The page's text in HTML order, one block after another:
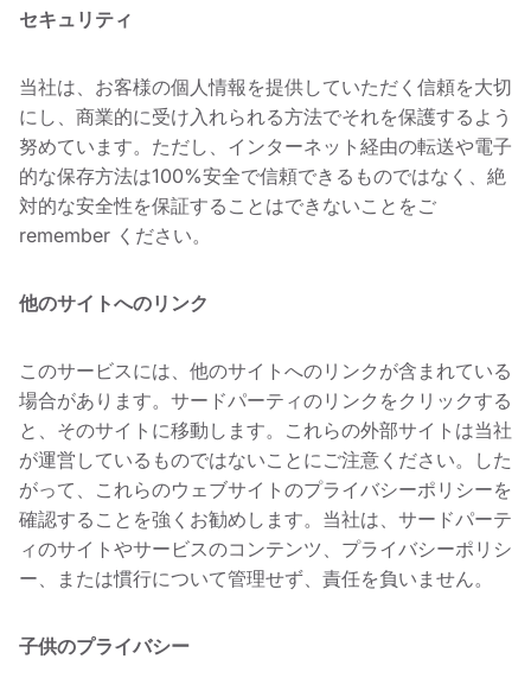
セキュリティ
当社は、お客様の個人情報を提供していただく信頼を大切
にし、商業的に受け入れられる方法でそれを保護するよう
努めています。ただし、インターネット経由の転送や電子
的な保存方法は100%安全で信頼できるものではなく、絶
対的な安全性を保証することはできないことをご
remember ください。
他のサイトへのリンク
このサービスには、他のサイトへのリンクが含まれている
場合があります。サードパーティのリンクをクリックする
と、そのサイトに移動します。これらの外部サイトは当社
が運営しているものではないことにご注意ください。した
がって、これらのウェブサイトのプライバシーポリシーを
確認することを強くお勧めします。当社は、サードパーテ
ィのサイトやサービスのコンテンツ、プライバシーポリシ
ー、または慣行について管理せず、責任を負いません。
子供のプライバシー